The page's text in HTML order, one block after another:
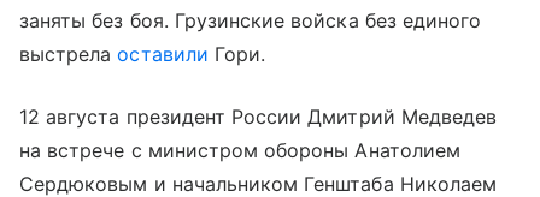
заняты без боя. Грузинские войска без единого
выстрелаоставили Гори.
12 августа президент России Дмитрий Медведев
на встрече с министром обороны Анатолием
Сердюковым и начальником Генштаба Николаем